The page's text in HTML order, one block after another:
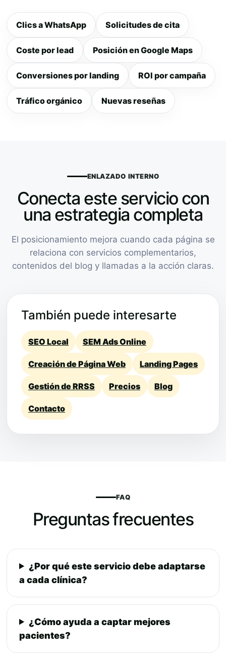
Clics a WhatsApp Solicitudes de cita
Coste por lead Posición en Google Maps
Conversiones por landing ROI por campaña
Tráfico orgánico Nuevas reseñas
ENLAZADO INTERNO
Conecta este servicio con
una estrategia completa
El posicionamiento mejora cuando cada página se
relaciona con servicios complementarios,
contenidos del blog y llamadas a la acción claras.
También puede interesarte
SEO Local SEM Ads Online
Creación de Página Web Landing Pages
Gestión de RRSS Precios Blog
Contacto
FAQ
Preguntas frecuentes
¿Por qué este servicio debe adaptarse
a cada clínica?
¿Cómo ayuda a captar mejores
pacientes?